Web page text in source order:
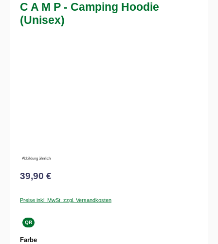
C A M P - Camping Hoodie
(Unisex)
Abbildung ähnlich
39,90 €
Preise inkl. MwSt. zzgl. Versandkosten
QR
Farbeauswählen